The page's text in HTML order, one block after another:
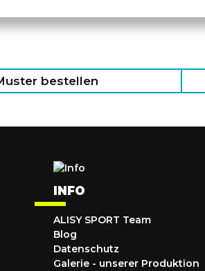
bestellen
INFO
ALISY SPORT Team
Blog
Datenschutz
Galerie - unserer Produktion